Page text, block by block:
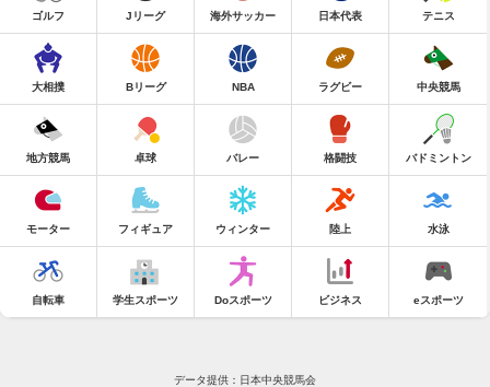
ゴルフ Jリーグ 海外サッカー 日本代表 テニス
大相撲 Bリーグ NBA ラグビー 中央競馬
地方競馬 卓球 バレー 格闘技 バドミントン
モーター フィギュア ウィンター 陸上 水泳
自転車 学生スポーツ Doスポーツ ビジネス eスポーツ
データ提供：日本中央競馬会